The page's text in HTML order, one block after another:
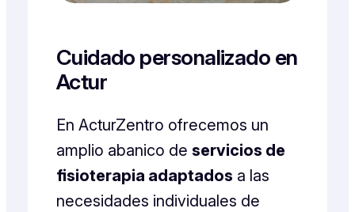
Cuidado personalizado en
Actur
En ActurZentro ofrecemos un
amplio abanico de servicios de
fisioterapia adaptados a las
necesidades individuales de